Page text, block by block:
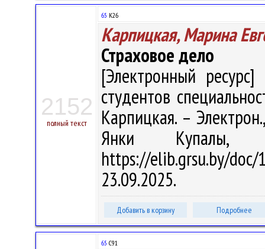
2152
полный текст
65 К26
Карпицкая, Марина
Страховое дело
[Электронный
студентов
Карпицкая. –
Янки
https://elib.grsu.by/
23.09.2025.
Добавить в корзину Подробнее
65 С91